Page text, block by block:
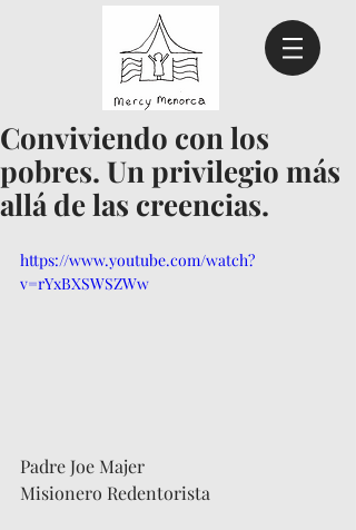
Conviviendo con los
pobres. Un privilegio más
allá de las creencias.
https://www.youtube.com/watch?
v=rYxBXSWSZWw
Padre Joe Majer
Misionero Redentorista